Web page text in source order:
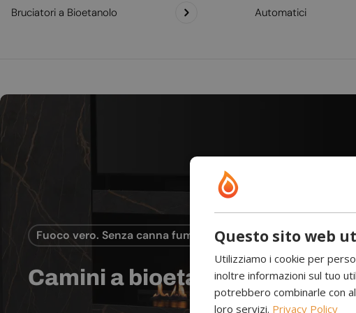
Bruciatori a Bioetanolo Automatici
Fuoco vero. Senza canna fumaria.
Camini a bioetanolo
Questo sito web
Utilizziamo i cookie per
inoltre informazioni sul tuo
potrebbero combinarle con
loro servizi. Privacy Policy